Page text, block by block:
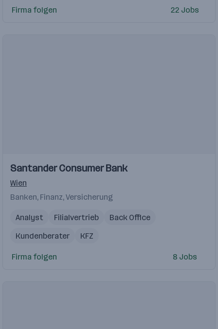
Produkt- und Marktkenntnisse in der Sparte
Firma folgen 22 Jobs
Einblicke
Santander Consumer Bank
Wien
Banken, Finanz, Versicherung
Analyst Filialvertrieb
Back Office
Kundenberater
KFZ
Firma folgen 8 Jobs